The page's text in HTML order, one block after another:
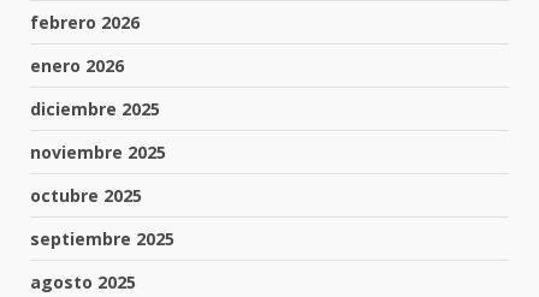
febrero 2026
enero 2026
diciembre 2025
noviembre 2025
octubre 2025
septiembre 2025
agosto 2025